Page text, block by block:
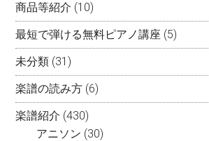
商品等紹介 (10)
最短で弾ける無料ピアノ講座 (5)
未分類 (31)
楽譜の読み方 (6)
楽譜紹介 (430)
アニソン (30)